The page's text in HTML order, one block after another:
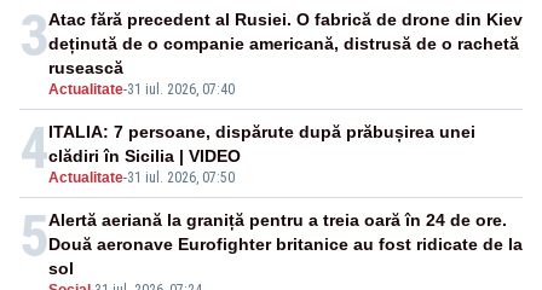
3
Actualitate-31 iul. 2026, 07:40
Atac fără precedent al Rusiei. O fabrică de drone din Kiev
deținută de o companie americană, distrusă de o rachetă
rusească
4Actualitate-31 iul. 2026, 07:50
ITALIA: 7 persoane, dispărute după prăbușirea unei
clădiri în Sicilia | VIDEO
5Alertă aeriană la graniță pentru a treia oară în 24 de ore.
Două aeronave Eurofighter britanice au fost ridicate de la
sol